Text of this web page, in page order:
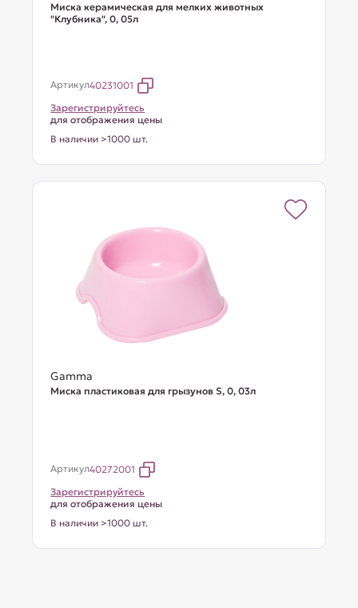
Миска керамическая для мелких животных
"Клубника", 0, 05л
Артикул40231001
Зарегистрируйтесь
для отображения цены
В наличии >1000 шт.
Gamma
Миска пластиковая для грызунов S, 0, 03л
Артикул40272001
Зарегистрируйтесь
для отображения цены
В наличии >1000 шт.